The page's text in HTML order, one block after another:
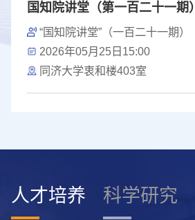
国知院讲堂（第一百二十一期）
“国知院讲堂”（一百二十一期）
2026年05月25日15:00
同济大学衷和楼403室
人才培养 科学研究